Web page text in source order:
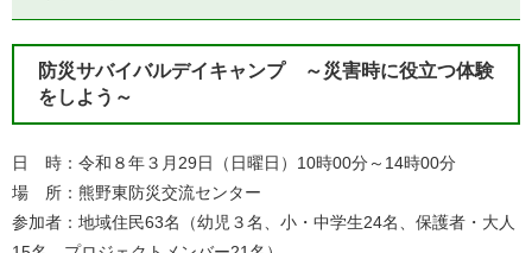
防災サバイバルデイキャンプ ～災害時に役立つ体験
をしよう～
日 時：令和８年３月29日（日曜日）10時00分～14時00分
場 所：熊野東防災交流センター
参加者：地域住民63名（幼児３名、小・中学生24名、保護者・大人